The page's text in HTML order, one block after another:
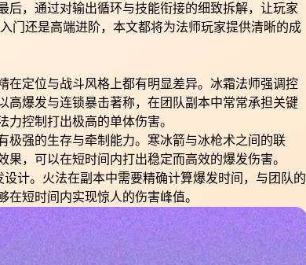
后，通过对输出循环与技能衔接的细致拆解，让玩家
门还是高端进阶，本文都将为法师玩家提供清晰的成
在定位与战斗风格上都有明显差异。冰霜法师强调控
高爆发与连锁暴击著称，在团队副本中常常承担关键
控制打出极高的单体伤害。
极强的生存与牵制能力。寒冰箭与冰枪术之间的联
，可以在短时间内打出稳定而高效的爆发伤害。
计。火法在副本中需要精确计算爆发时间，与团队的
短时间内实现惊人的伤害峰值。